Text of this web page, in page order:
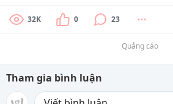
32K 0 23
Quảng cáo
Tham gia bình luận